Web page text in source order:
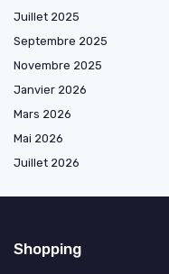
Juillet 2025
Septembre 2025
Novembre 2025
Janvier 2026
Mars 2026
Mai 2026
Juillet 2026
Shopping